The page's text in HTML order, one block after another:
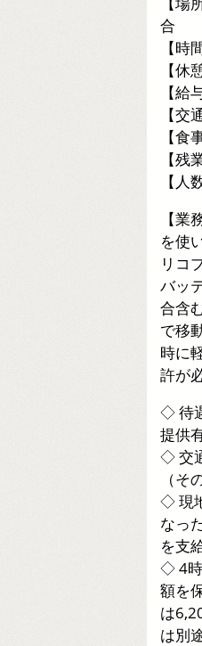
合
【時
【休
【給
【交
【食
【残
【人
【
を使
リコ
バッ
合含
で移
時に
許が
◇ 待
提供
◇ 交
（そ
◇ 現
なっ
を支
◇ 4時
額を
は
は別